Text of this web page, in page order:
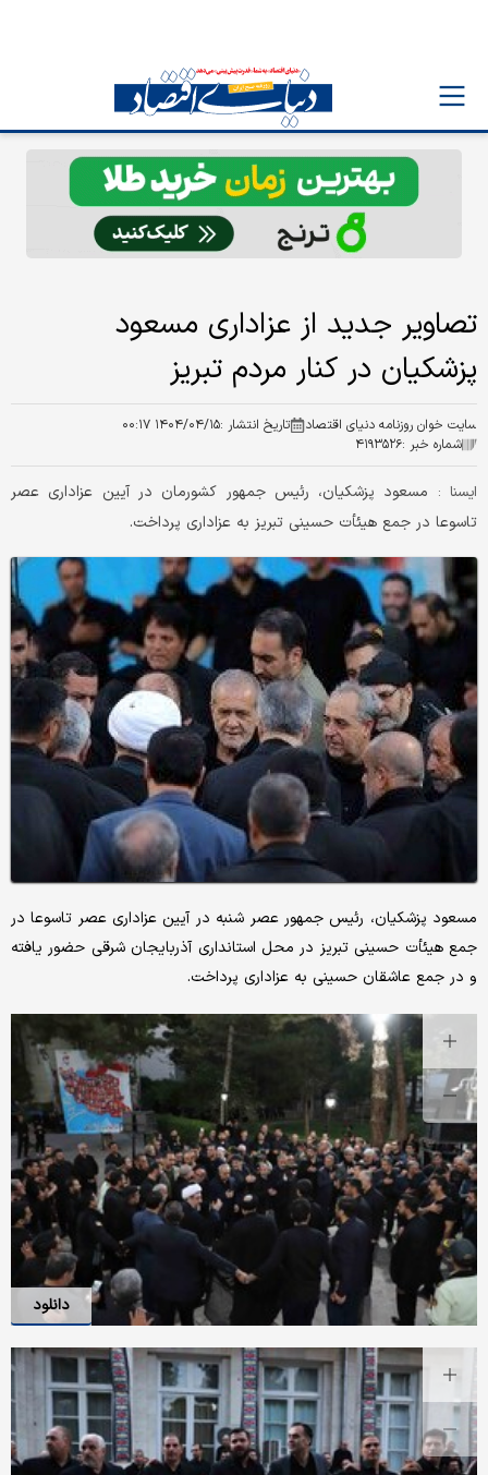
تصاویر جدید از عزاداری مسعود
پزشکیان در کنار مردم تبریز
سایت خوان روزنامه دنیای اقتصاد تاریخ انتشار :۱۴۰۴/۰۴/۱۵ ۰۰:۱۷
شماره خبر :۴۱۹۳۵۲۶
ايسنا : مسعود پزشکیان، رئیس جمهور کشورمان در آیین عزاداری عصر
تاسوعا در جمع هیئأت حسینی تبریز به عزاداری پرداخت.
مسعود پزشکیان، رئیس جمهور عصر شنبه در آیین عزاداری عصر تاسوعا در
جمع هیئأت حسینی تبریز در محل استانداری آذربایجان شرقی حضور یافته
و در جمع عاشقان حسینی به عزاداری پرداخت.
دانلود